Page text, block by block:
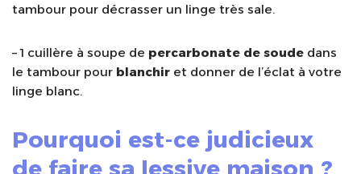
tambour pour décrasser un linge très sale.
– 1 cuillère à soupe de percarbonate de soude dans
le tambour pour blanchir et donner de l’éclat à votre
linge blanc.
Pourquoi est-ce judicieux
de faire sa lessive maison ?